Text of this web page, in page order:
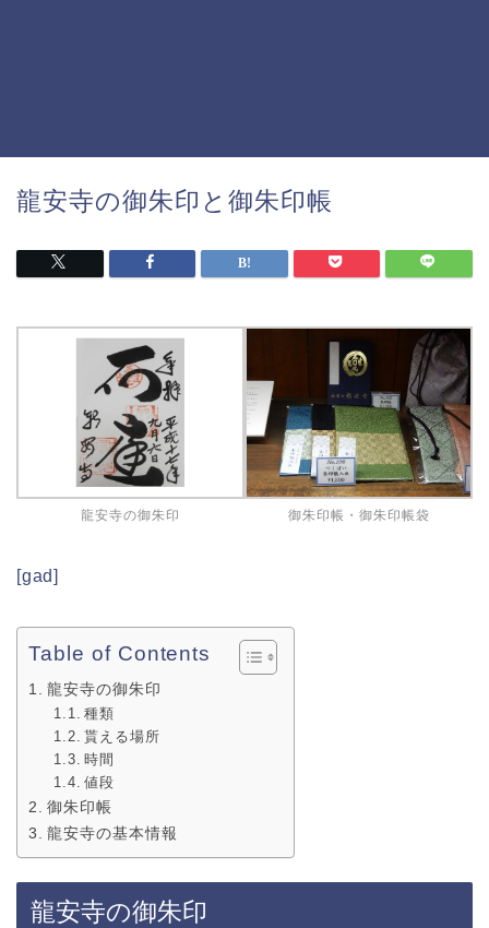
龍安寺の御朱印と御朱印帳
龍安寺の御朱印 御朱印帳・御朱印帳袋
[gad]
Table of Contents
龍安寺の御朱印
種類
貰える場所
時間
値段
御朱印帳
龍安寺の基本情報
龍安寺の御朱印